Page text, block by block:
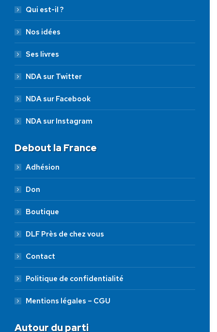
Qui est-il ?
Nos idées
Ses livres
NDA sur Twitter
NDA sur Facebook
NDA sur Instagram
Debout la France
Adhésion
Don
Boutique
DLF Près de chez vous
Contact
Politique de confidentialité
Mentions légales – CGU
Autour du parti